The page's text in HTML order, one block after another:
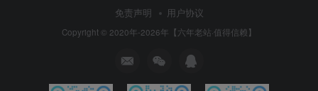
免责声明 用户协议
Copyright © 2020年-2026年【六年老站·值得信赖】